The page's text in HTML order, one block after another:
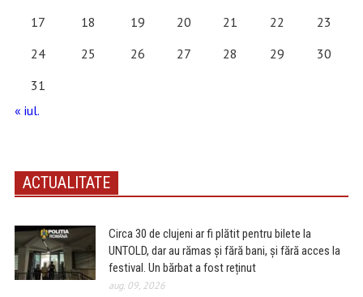
17
18 19 20 21 22
23
24
25 26 27 28 29
30
31
« iul.
ACTUALITATE
Circa 30 de clujeni ar fi plătit pentru bilete la
UNTOLD, dar au rămas și fără bani, și fără acces la
festival. Un bărbat a fost reținut
aug. 09, 2026